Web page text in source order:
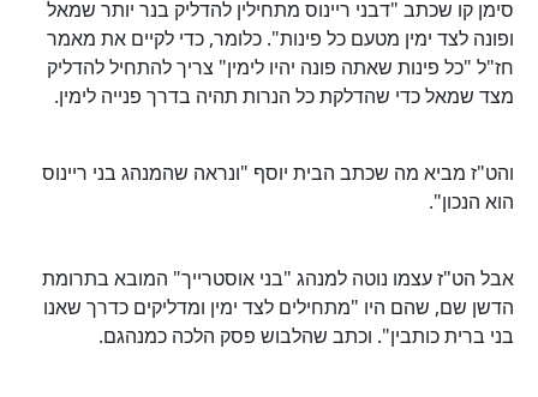
סימן קו שכתב "דבני ריינוס מתחילין להדליק בנר יותר שמאל
ופונה לצד ימין מטעם כל פינות". כלומר, כדי לקיים את מאמר
חז"ל "כל פינות שאתה פונה יהיו לימין" צריך להתחיל להדליק
מצד שמאל כדי שהדלקת כל הנרות תהיה בדרך פנייה לימין.
והט"ז מביא מה שכתב הבית יוסף "ונראה שהמנהג בני ריינוס
הוא הנכון".
אבל הט"ז עצמו נוטה למנהג "בני אוסטרייך" המובא בתרומת
הדשן שם, שהם היו "מתחילים לצד ימין ומדליקים כדרך שאנו
בני ברית כותבין". וכתב שהלבוש פסק הלכה כמנהגם.